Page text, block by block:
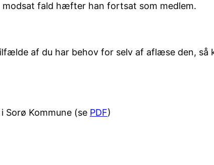
modsat fald hæfter han fortsat som medlem.
af du har behov for selv af aflæse den, så
Sorø Kommune (se PDF)